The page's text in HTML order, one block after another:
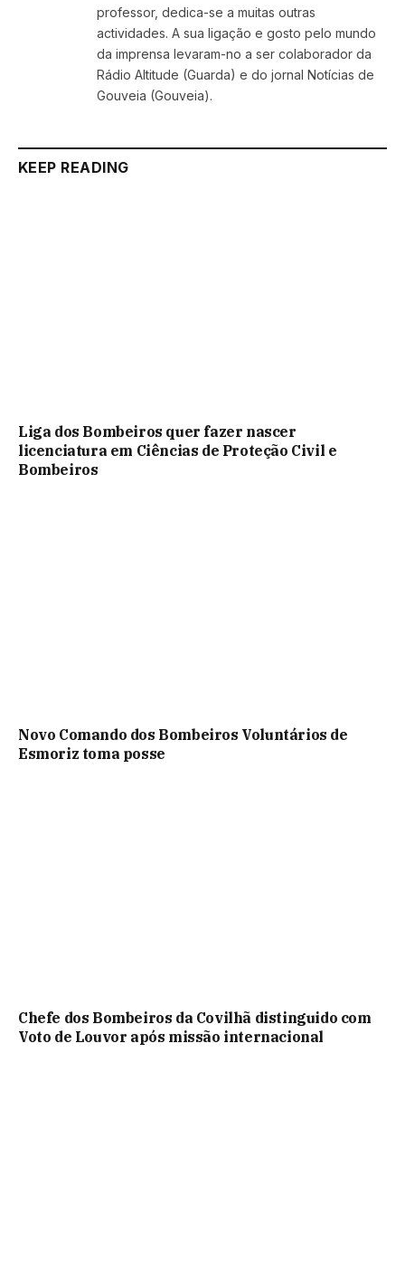
professor, dedica-se a muitas outras
actividades. A sua ligação e gosto pelo mundo
da imprensa levaram-no a ser colaborador da
Rádio Altitude (Guarda) e do jornal Notícias de
Gouveia (Gouveia).
KEEP READING
Liga dos Bombeiros quer fazer nascer
licenciatura em Ciências de Proteção Civil e
Bombeiros
Novo Comando dos Bombeiros Voluntários de
Esmoriz toma posse
Chefe dos Bombeiros da Covilhã distinguido com
Voto de Louvor após missão internacional